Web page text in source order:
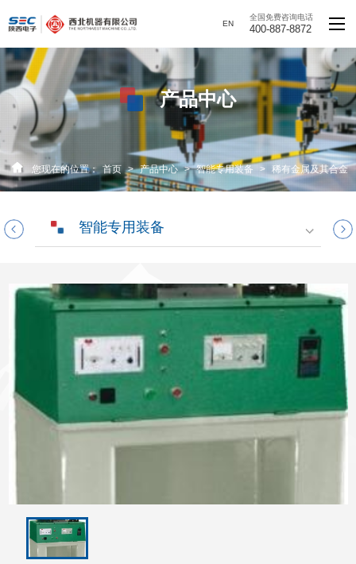
EN
全国免费咨询电话
400-887-8872
产品中心
您现在的位置： 首页 > 产品中心 > 智能专用装备 > 稀有金属及其合金
线材加工设备
智能专用装备